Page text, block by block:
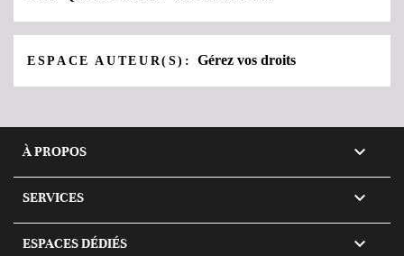
ESPACE AUTEUR(S):Gérez vos droits
À PROPOS 
SERVICES 
ESPACES DÉDIÉS 